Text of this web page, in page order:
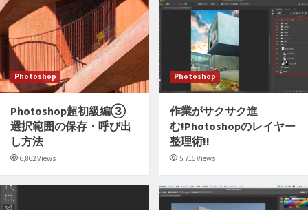
Photoshop
Photoshop超初級編③
選択範囲の保存・呼び出
し方法
6,862 Views
Photoshop
作業がサクサク進
む!Photoshopのレイヤー
整理術!!
5,716 Views